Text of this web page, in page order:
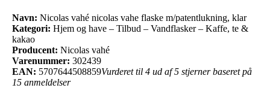
Navn: Nicolas vahé nicolas vahe flaske m/patentlukning, klar
Kategori: Hjem og have – Tilbud – Vandflasker – Kaffe, te &
kakao
Producent: Nicolas vahé
Varenummer: 302439
EAN: 5707644508859Vurderet til 4 ud af 5 stjerner baseret på
15 anmeldelser